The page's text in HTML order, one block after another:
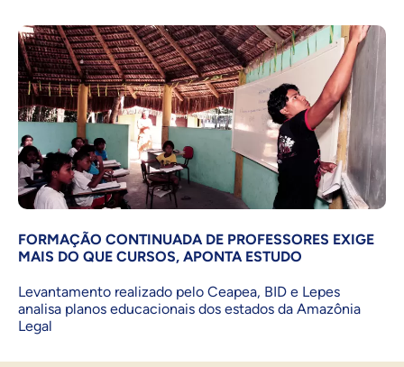
FORMAÇÃO CONTINUADA DE PROFESSORES EXIGE
MAIS DO QUE CURSOS, APONTA ESTUDO
Levantamento realizado pelo Ceapea, BID e Lepes
analisa planos educacionais dos estados da Amazônia
Legal